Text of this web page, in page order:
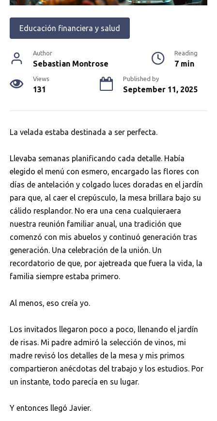
Educación financiera y salud
Author
Sebastian Montrose
Reading
7 min
Views
131
Published by
September 11, 2025
La velada estaba destinada a ser perfecta.
Llevaba semanas planificando cada detalle. Había
elegido el menú con esmero, encargado las flores con
días de antelación y colgado luces doradas en el jardín
para que, al caer el crepúsculo, la mesa brillara bajo su
cálido resplandor. No era una cena cualquieraera
nuestra reunión familiar anual, una tradición que
comenzó con mis abuelos y continuó generación tras
generación. Una celebración de la unión. Un
recordatorio de que, por ajetreada que fuera la vida, la
familia siempre estaba primero.
Al menos, eso creía yo.
Los invitados llegaron poco a poco, llenando el jardín
de risas. Mi padre admiró la selección de vinos, mi
madre revisó los detalles de la mesa y mis primos
compartieron anécdotas del trabajo y los estudios. Por
un instante, todo parecía en su lugar.
Y entonces llegó Javier.